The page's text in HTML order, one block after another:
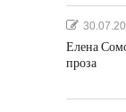
Елена
проза